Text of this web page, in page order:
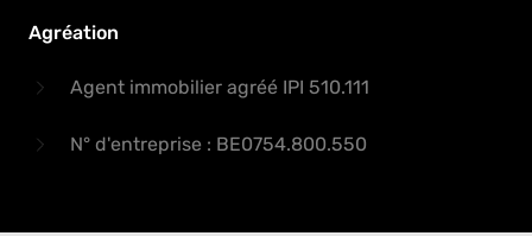
Agréation
Agent immobilier agréé IPI 510.111
N° d'entreprise : BE0754.800.550